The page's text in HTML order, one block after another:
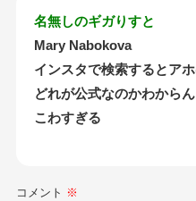
名無しのギガりすと
Mary Nabokova
インスタで検索するとア
どれが公式なのかわから
こわすぎる
コメント ※